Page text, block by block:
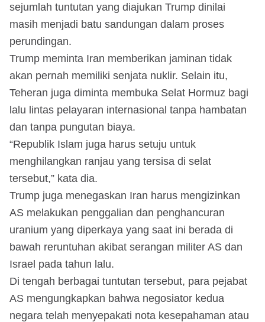
sejumlah tuntutan yang diajukan Trump dinilai
masih menjadi batu sandungan dalam proses
perundingan.
Trump meminta Iran memberikan jaminan tidak
akan pernah memiliki senjata nuklir. Selain itu,
Teheran juga diminta membuka Selat Hormuz bagi
lalu lintas pelayaran internasional tanpa hambatan
dan tanpa pungutan biaya.
“Republik Islam juga harus setuju untuk
menghilangkan ranjau yang tersisa di selat
tersebut,” kata dia.
Trump juga menegaskan Iran harus mengizinkan
AS melakukan penggalian dan penghancuran
uranium yang diperkaya yang saat ini berada di
bawah reruntuhan akibat serangan militer AS dan
Israel pada tahun lalu.
Di tengah berbagai tuntutan tersebut, para pejabat
AS mengungkapkan bahwa negosiator kedua
negara telah menyepakati nota kesepahaman atau